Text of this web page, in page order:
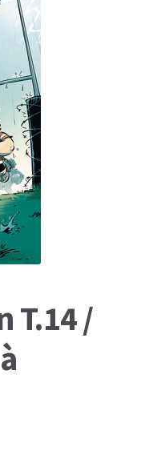
T.14 /